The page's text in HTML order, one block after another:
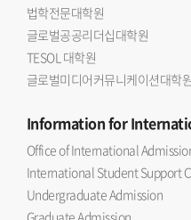
법학전문대학원
글로벌공공리더십대학원
TESOL 대학원
글로벌미디어커뮤니케이션대학원
Informationfor
Office of International
International Student Support
Undergraduate Admission
Graduate Admission